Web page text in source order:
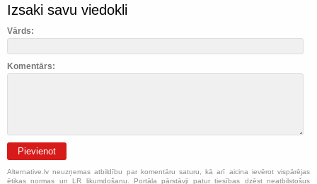
Izsaki savu viedokli
Vārds:
Komentārs:
Pievienot
Alternative.lv neuzņemas atbildību par komentāru saturu, kā arī aicina ievērot vispārējas
ētikas normas un LR likumdošanu. Portāla pārstāvji patur tiesības dzēst neatbilstošus